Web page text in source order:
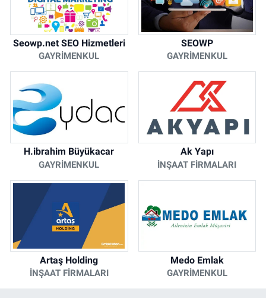
Seowp.net SEO Hizmetleri
GAYRIMENKUL
SEOWP
GAYRIMENKUL
H.ibrahim Büyükacar
GAYRIMENKUL
Ak Yapı
İNŞAAT FIRMALARI
Artaş Holding
İNŞAAT FIRMALARI
Medo Emlak
GAYRIMENKUL